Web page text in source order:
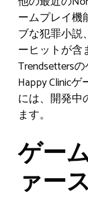
ームプレイ機
ブな犯罪小説
ーヒットが含
Trendsetters
Happy Clinic
には、開発中
ます。
ゲー
ァー